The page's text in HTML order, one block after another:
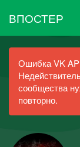
ВПОСТЕР
Ошибка VK
сообщества
повторно.